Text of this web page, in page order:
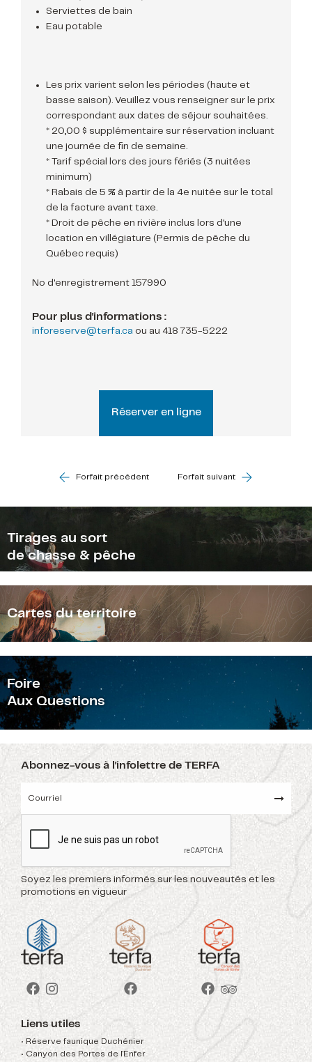
Serviettes de bain
Eau potable
Les prix varient selon les périodes (haute et
basse saison). Veuillez vous renseigner sur le prix
correspondant aux dates de séjour souhaitées.
* 20,00 $ supplémentaire sur réservation incluant
une journée de fin de semaine.
* Tarif spécial lors des jours fériés (3 nuitées
minimum)
* Rabais de 5 % à partir de la 4e nuitée sur le total
de la facture avant taxe.
* Droit de pêche en rivière inclus lors d'une
location en villégiature (Permis de pêche du
Québec requis)
No d'enregistrement 157990
Pour plus d'informations :
inforeserve@terfa.ca ou au 418 735-5222
Réserver en ligne
Forfait précédent Forfait suivant
Tirages au sort
de chasse & pêche
Cartes du territoire
Foire
Aux Questions
Abonnez-vous à l'infolettre de TERFA
Soyez les premiers informés sur les nouveautés et les
promotions en vigueur
Liens utiles
• Réserve faunique Duchénier
• Canyon des Portes de l'Enfer